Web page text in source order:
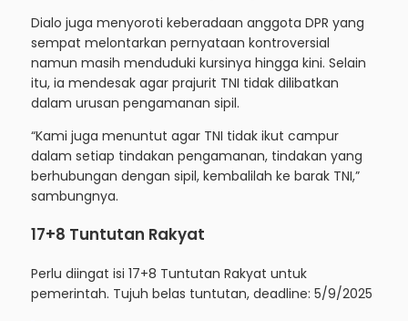
Dialo juga menyoroti keberadaan anggota DPR yang
sempat melontarkan pernyataan kontroversial
namun masih menduduki kursinya hingga kini. Selain
itu, ia mendesak agar prajurit TNI tidak dilibatkan
dalam urusan pengamanan sipil.
“Kami juga menuntut agar TNI tidak ikut campur
dalam setiap tindakan pengamanan, tindakan yang
berhubungan dengan sipil, kembalilah ke barak TNI,”
sambungnya.
17+8 Tuntutan Rakyat
Perlu diingat isi 17+8 Tuntutan Rakyat untuk
pemerintah. Tujuh belas tuntutan, deadline: 5/9/2025